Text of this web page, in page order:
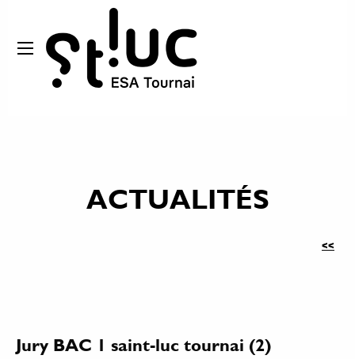
ACTUALITÉS
<<
Jury BAC 1 saint-luc tournai (2)